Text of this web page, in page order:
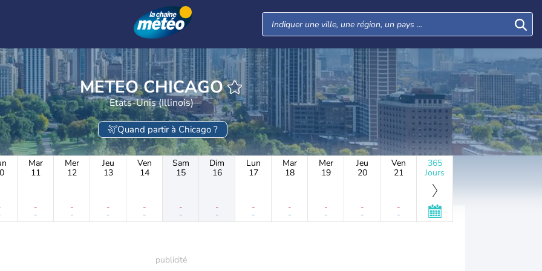
METEO CHICAGO
Etats-Unis (Illinois)
Quand partir à Chicago ?
Mar
11
-
-
Mer
12
-
-
Jeu
13
-
-
Ven
14
-
-
Sam
15
-
-
Dim
16
-
-
Lun
17
-
-
Mar
18
-
-
Mer
19
-
-
Jeu
20
-
-
Ven
21
-
-
365
Jours